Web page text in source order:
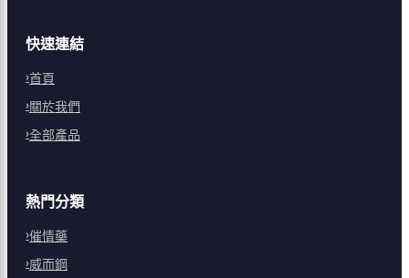
快速連結
首頁
關於我們
全部產品
熱門分類
催情藥
威而鋼